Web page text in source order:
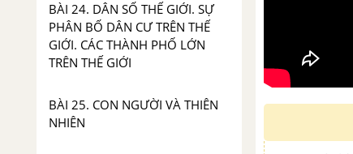
BÀI 24. DÂN SỐ THẾ GIỚI. SỰ
PHÂN BỐ DÂN CƯ TRÊN THẾ
GIỚI. CÁC THÀNH PHỐ LỚN
TRÊN THẾ GIỚI
BÀI 25. CON NGƯỜI VÀ THIÊN
NHIÊN